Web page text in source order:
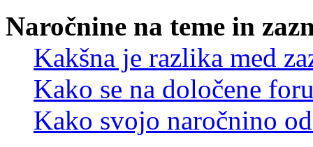
Naročnine na teme in
Kakšna je razlika med
Kako se na določene
Kako svojo naročnino